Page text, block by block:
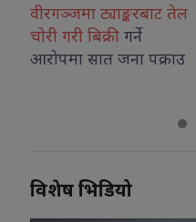
वीरगञ्जमा ट्याङ्करबाट तेल
चोरी गरी बिक्री गर्ने
आरोपमा सात जना पक्राउ
विशेष भिडियो